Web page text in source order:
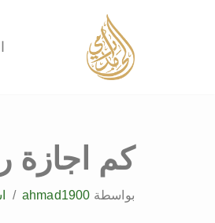
كم اجازة
بواسطة ahmad1900